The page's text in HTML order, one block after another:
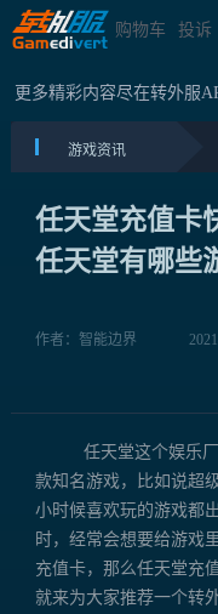
购物车 投诉
更多精彩内容尽在转外服
游戏资讯
任天堂充值卡
任天堂有哪些
作者：智能边界
任天堂这个娱乐厂商
款知名游戏，比如说超
小时候喜欢玩的游戏都
时，经常会想要给游戏
充值卡，那么任天堂充
就来为大家推荐一个转